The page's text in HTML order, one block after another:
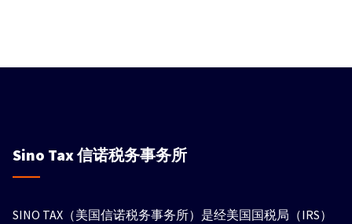
Sino Tax信诺税务事务所
SINO TAX（美国信诺税务事务所）是经美国国税局（IRS）